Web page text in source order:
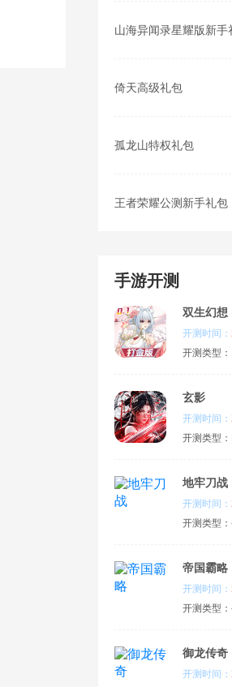
山海异闻录星耀版新手
倚天高级礼包
孤龙山特权礼包
王者荣耀公测新手礼包
手游开测
双生幻想
开测时间：
开测类型：
玄影
开测时间：
开测类型：
地牢刀战
开测时间：
开测类型：
帝国霸略
开测时间：
开测类型：
御龙传奇
开测时间：